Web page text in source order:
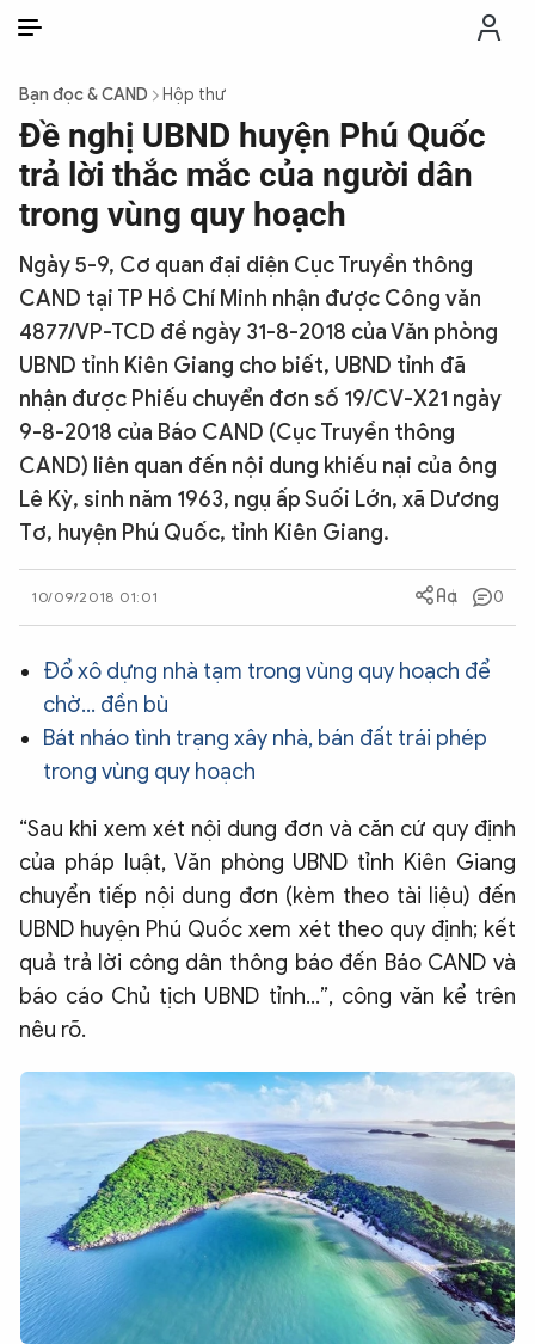
THỜI SỰ
CÔNG AN TRONG LÒNG DÂN
XÃ HỘI
PHÁP LUẬT
CÔNG NGHỆ
QUỐC TẾ
BẠN ĐỌC & CAND
ĐA PHƯƠNG TIỆN
eMagazine
Podcast
Video Ảnh
Infographic
Chuyên trangAn ninh thế giới Văn nghệ Công an
Chuyên đề
Bạn đọc & CAND Hộp thư
Đề nghị UBND huyện Phú Quốc
trả lời thắc mắc của người dân
trong vùng quy hoạch
Ngày 5-9, Cơ quan đại diện Cục Truyền thông
CAND tại TP Hồ Chí Minh nhận được Công văn
4877/VP-TCD đề ngày 31-8-2018 của Văn phòng
UBND tỉnh Kiên Giang cho biết, UBND tỉnh đã
nhận được Phiếu chuyển đơn số 19/CV-X21 ngày
9-8-2018 của Báo CAND (Cục Truyền thông
CAND) liên quan đến nội dung khiếu nại của ông
Lê Kỳ, sinh năm 1963, ngụ ấp Suối Lớn, xã Dương
Tơ, huyện Phú Quốc, tỉnh Kiên Giang.
10/09/2018 01:01 0
Đổ xô dựng nhà tạm trong vùng quy hoạch để
chờ... đền bù
Bát nháo tình trạng xây nhà, bán đất trái phép
trong vùng quy hoạch
“Sau khi xem xét nội dung đơn và căn cứ quy định
của pháp luật, Văn phòng UBND tỉnh Kiên Giang
chuyển tiếp nội dung đơn (kèm theo tài liệu) đến
UBND huyện Phú Quốc xem xét theo quy định; kết
quả trả lời công dân thông báo đến Báo CAND và
báo cáo Chủ tịch UBND tỉnh...”, công văn kể trên
nêu rõ.